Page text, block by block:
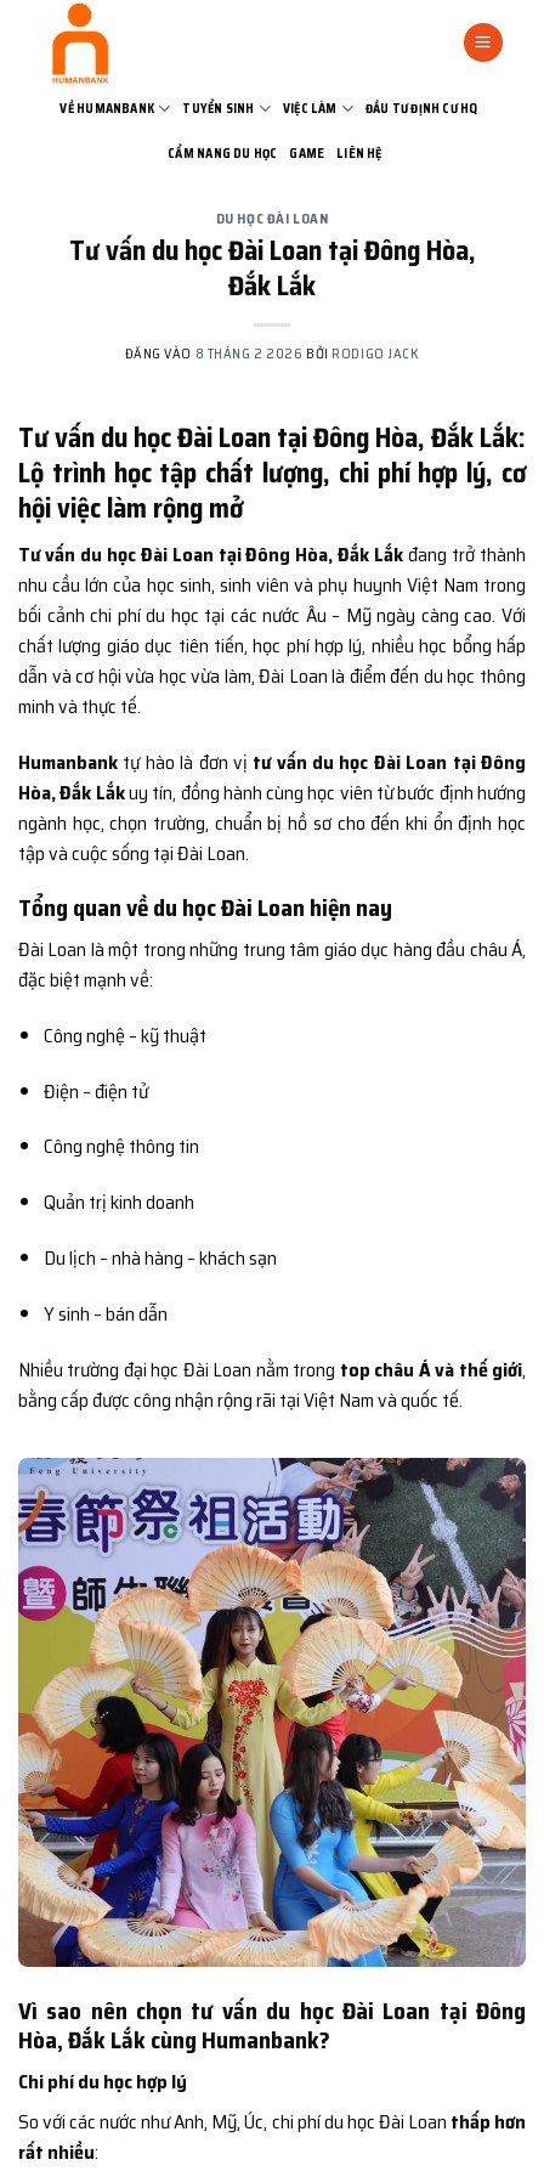
VỀ HUMANBANK TUYỂN SINH VIỆC LÀM ĐẦU TƯ ĐỊNH CƯ HQ
CẨM NANG DU HỌC GAME LIÊN HỆ
DU HỌC ĐÀI LOAN
Tư vấn du học Đài Loan tại Đông Hòa,
Đắk Lắk
ĐĂNG VÀO 8 THÁNG 2 2026 BỞI RODIGO JACK
Tư vấn du học Đài Loan tại Đông Hòa, Đắk Lắk:
Lộ trình học tập chất lượng, chi phí hợp lý, cơ
hội việc làm rộng mở
Tư vấn du học Đài Loan tại Đông Hòa, Đắk Lắkđang trở thành
nhu cầu lớn của học sinh, sinh viên và phụ huynh Việt Nam trong
bối cảnh chi phí du học tại các nước Âu – Mỹ ngày càng cao. Với
chất lượng giáo dục tiên tiến, học phí hợp lý, nhiều học bổng hấp
dẫn và cơ hội vừa học vừa làm, Đài Loan là điểm đến du học thông
minh và thực tế.
Humanbank tự hào là đơn vị tư vấn du học Đài Loan tại Đông
Hòa, Đắk Lắkuy tín, đồng hành cùng học viên từ bước định hướng
ngành học, chọn trường, chuẩn bị hồ sơ cho đến khi ổn định học
tập và cuộc sống tại Đài Loan.
Tổng quan về du học Đài Loan hiện nay
Đài Loan là một trong những trung tâm giáo dục hàng đầu châu Á,
đặc biệt mạnh về:
Công nghệ – kỹ thuật
Điện – điện tử
Công nghệ thông tin
Quản trị kinh doanh
Du lịch – nhà hàng – khách sạn
Y sinh – bán dẫn
Nhiều trường đại học Đài Loan nằm trong top châu Á và thế giới,
bằng cấp được công nhận rộng rãi tại Việt Nam và quốc tế.
Vì sao nên chọn tư vấn du học Đài Loan tại Đông
Hòa, Đắk Lắk cùng Humanbank?
Chi phí du học hợp lý
So với các nước như Anh, Mỹ, Úc, chi phí du học Đài Loan thấp hơn
rất nhiều: